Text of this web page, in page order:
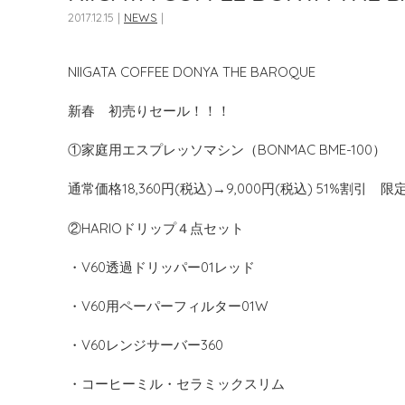
2017.12.15 | NEWS |
NIIGATA COFFEE DONYA THE BAROQUE
新春 初売りセール！！！
①家庭用エスプレッソマシン（BONMAC BME-100）
通常価格18,360円(税込)→9,000円(税込) 51%割引 限
②HARIOドリップ４点セット
・V60透過ドリッパー01レッド
・V60用ペーパーフィルター01W
・V60レンジサーバー360
・コーヒーミル・セラミックスリム